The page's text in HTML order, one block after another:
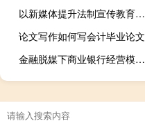
以新媒体提升法制宣传教育工作的措施研究,如何利用新媒体进行法制宣传
论文写作如何写会计毕业论文
金融脱媒下商业银行经营模式转变研究,商业银行应对金融分野的三个思路